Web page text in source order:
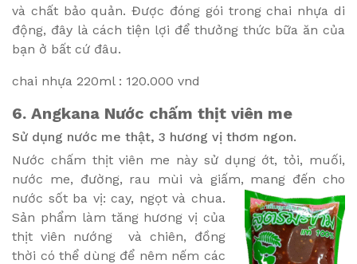
và chất bảo quản. Được đóng gói trong chai nhựa di
động, đây là cách tiện lợi để thưởng thức bữa ăn của
bạn ở bất cứ đâu.
chai nhựa 220ml : 120.000 vnd
6. Angkana Nước chấm thịt viên me
Sử dụng nước me thật, 3 hương vị thơm ngon.
Nước chấm thịt viên me này sử dụng ớt, tỏi, muối,
nước me, đường, rau mùi và giấm, mang đến cho
nước sốt ba vị: cay, ngọt và chua.
Sản phẩm làm tăng hương vị của
thịt viên nướng và chiên, đồng
thời có thể dùng để nêm nếm các